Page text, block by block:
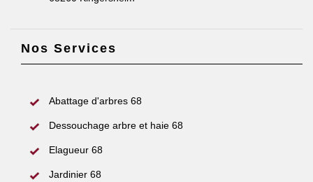
Nos Services
Abattage d'arbres 68
Dessouchage arbre et haie 68
Elagueur 68
Jardinier 68